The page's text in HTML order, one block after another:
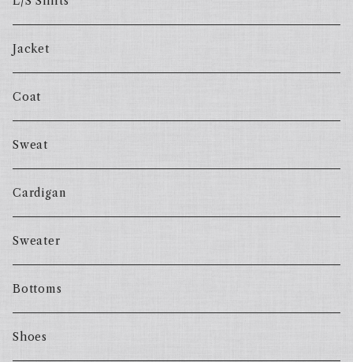
Jacket
Coat
Sweat
Cardigan
Sweater
Bottoms
Shoes